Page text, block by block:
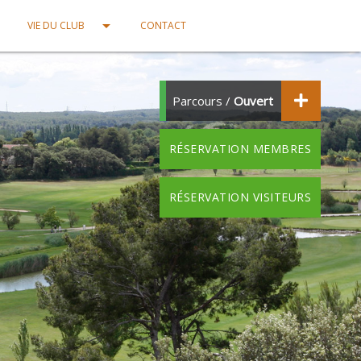
VIE DU CLUB arrow_drop_down CONTACT
Parcours / Ouvert
RÉSERVATION MEMBRES
RÉSERVATION VISITEURS